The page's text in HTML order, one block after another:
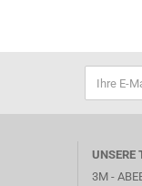
UNSERE
3M -